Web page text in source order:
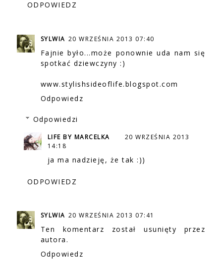
ODPOWIEDZ
SYLWIA 20 WRZEŚNIA 2013 07:40
Fajnie było...może ponownie uda nam się
spotkać dziewczyny :)
www.stylishsideoflife.blogspot.com
Odpowiedz
Odpowiedzi
LIFE BY MARCELKA
20 WRZEŚNIA 2013
14:18
ja ma nadzieję, że tak :))
ODPOWIEDZ
SYLWIA 20 WRZEŚNIA 2013 07:41
Ten komentarz został usunięty przez
autora.
Odpowiedz